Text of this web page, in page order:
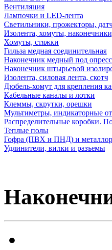
Вентиляция
Лампочки и LED-лента
Светильники, прожекторы,
Изолента, хомуты,
Хомуты, стяжки
Гильза медная соединительная
Наконечник медный под
Наконечник штырьевой
Изолента, силовая лента, скотч
Дюбель-хомут для крепления
Кабельные каналы и лотки
Клеммы, скрутки, орешки
Мультиметры, индикаторные
Распределительные коробки.
Теплые полы
Гофра (ПВХ и ПНД) и
Удлинители, вилки и разъемы